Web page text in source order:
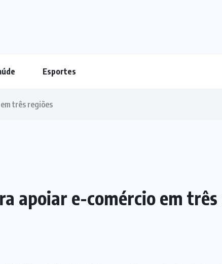
Esportes
três regiões
apoiar e-comércio em três